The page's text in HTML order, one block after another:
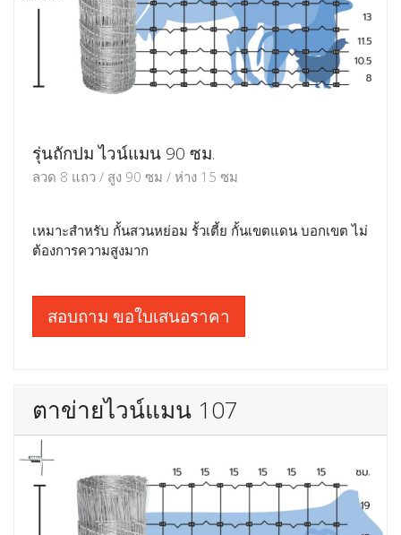
รุ่นถักปม ไวน์แมน 90 ซม.
ลวด 8 แถว / สูง 90 ซม / ห่าง 15 ซม
เหมาะสำหรับ กั้นสวนหย่อม รั้วเตี้ย กั้นเขตแดน บอกเขต ไม่
ต้องการความสูงมาก
สอบถาม ขอใบเสนอราคา
ตาข่ายไวน์แมน 107